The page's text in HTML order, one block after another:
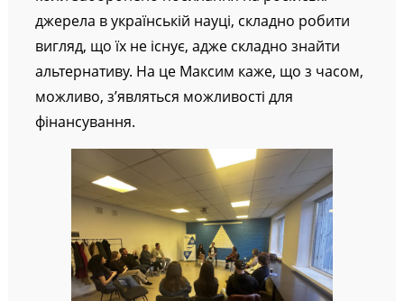
джерела в українській науці, складно робити
вигляд, що їх не існує, адже складно знайти
альтернативу. На це Максим каже, що з часом,
можливо, з’являться можливості для
фінансування.